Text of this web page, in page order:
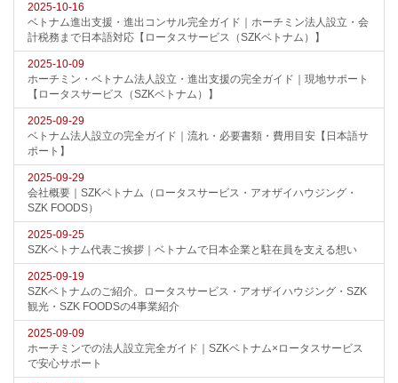
2025-10-16
ベトナム進出支援・進出コンサル完全ガイド｜ホーチミン法人設立・会
計税務まで日本語対応【ロータスサービス（SZKベトナム）】
2025-10-09
ホーチミン・ベトナム法人設立・進出支援の完全ガイド｜現地サポート
【ロータスサービス（SZKベトナム）】
2025-09-29
ベトナム法人設立の完全ガイド｜流れ・必要書類・費用目安【日本語サ
ポート】
2025-09-29
会社概要｜SZKベトナム（ロータスサービス・アオザイハウジング・
SZK FOODS）
2025-09-25
SZKベトナム代表ご挨拶｜ベトナムで日本企業と駐在員を支える想い
2025-09-19
SZKベトナムのご紹介。ロータスサービス・アオザイハウジング・SZK
観光・SZK FOODSの4事業紹介
2025-09-09
ホーチミンでの法人設立完全ガイド｜SZKベトナム×ロータスサービス
で安心サポート